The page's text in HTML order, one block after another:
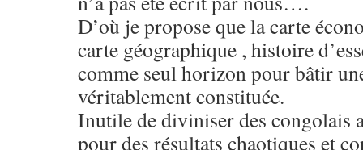
D’où je propose que la carte
carte géographique , histoire
comme seul horizon pour bâtir
véritablement constituée.
Inutile de diviniser des congolais
pour des résultats chaotiques et